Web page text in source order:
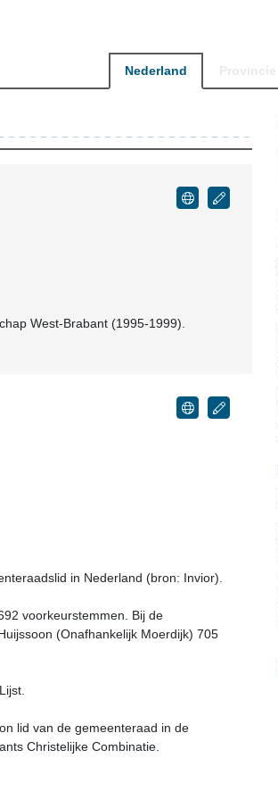
Nederland
West-Brabant (1995-1999).
in Nederland (bron: Invior).
voorkeurstemmen. Bij de
(Onafhankelijk Moerdijk) 705
Lijst.
lid van de gemeenteraad in de
Christelijke Combinatie.